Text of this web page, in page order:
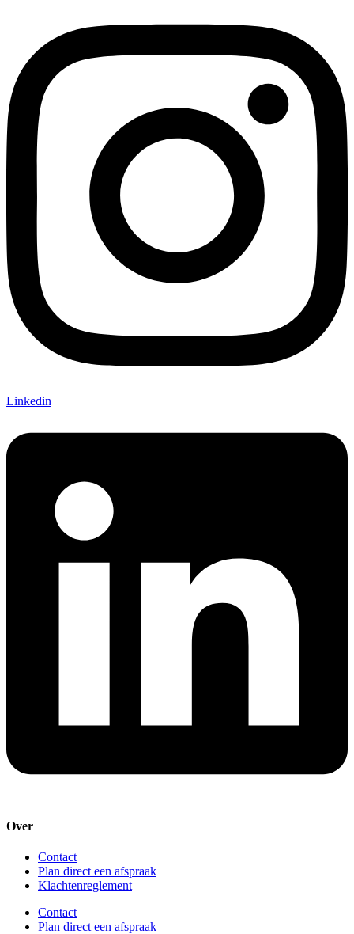
Linkedin
Over
Contact
Plan direct een afspraak
Klachtenreglement
Contact
Plan direct een afspraak